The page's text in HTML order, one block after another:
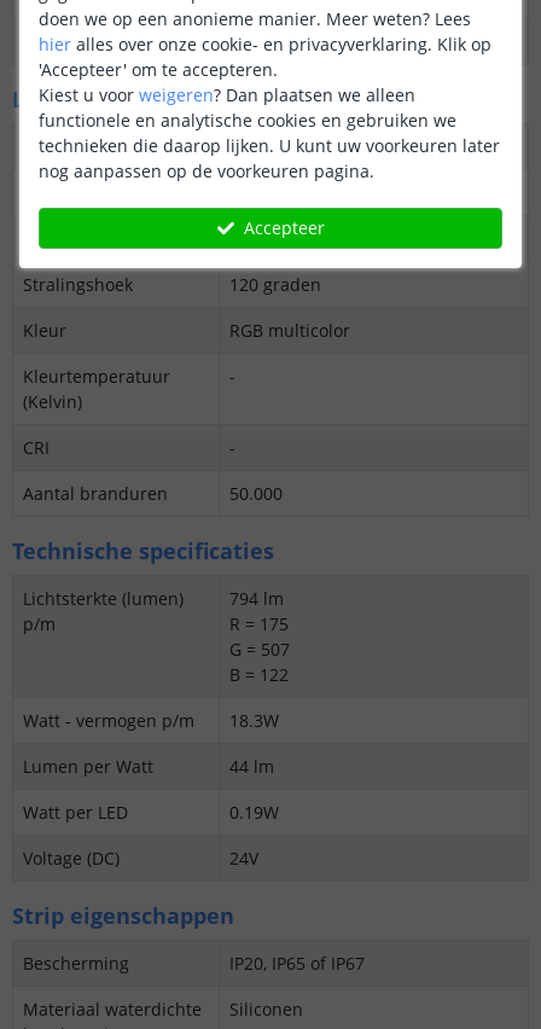
Datasheet
Download
LED's en licht
Aantal LED's p/m
96
Epistar
Stralingshoek
120 graden
Kleur
RGB multicolor
Kleurtemperatuur
(Kelvin)
-
CRI
-
Aantal branduren
50.000
Technische specificaties
Lichtsterkte (lumen)
p/m
794 lm
R = 175
G = 507
B = 122
Watt - vermogen p/m
18.3W
Lumen per Watt
44 lm
Watt per LED
0.19W
Voltage (DC)
24V
Strip eigenschappen
Bescherming
IP20, IP65 of IP67
Materiaal waterdichte
Siliconen
doen we op een anonieme manier. Meer weten? Lees
hier alles over onze cookie- en privacyverklaring. Klik op
'Accepteer' om te accepteren.
Kiest u voor weigeren? Dan plaatsen we alleen
functionele en analytische cookies en gebruiken we
technieken die daarop lijken. U kunt uw voorkeuren later
nog aanpassen op de voorkeuren pagina.
Accepteer